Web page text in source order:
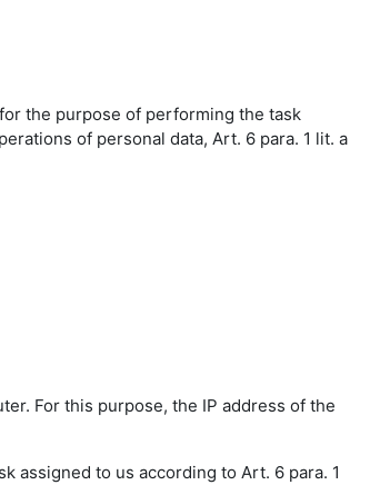
the purpose of performing the task
of personal data, Art. 6 para. 1 lit. a
For this purpose, the IP address of the
assigned to us according to Art. 6 para. 1